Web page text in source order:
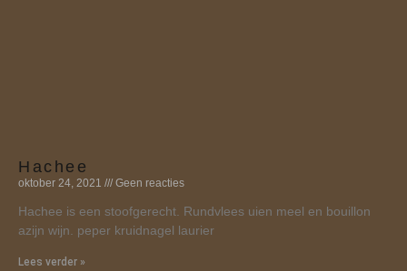
Hachee
oktober 24, 2021 Geen reacties
Hachee is een stoofgerecht. Rundvlees uien meel en bouillon
azijn wijn. peper kruidnagel laurier
Lees verder »